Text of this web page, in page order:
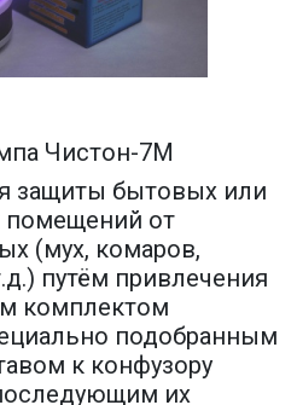
Чистон-7М
защиты бытовых или
помещений от
(мух, комаров,
путём привлечения
комплектом
подобранным
к конфузору
их